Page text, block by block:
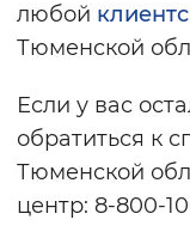
любой
Тюменской
Если у вас
обратиться к
Тюменской
центр: 8-800-